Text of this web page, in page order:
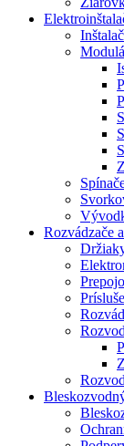
Rozvádzače